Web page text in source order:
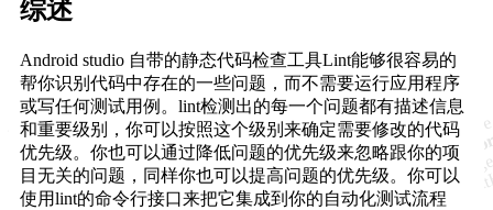
综述
Android studio 自带的静态代码检查工具Lint能够很容易的
帮你识别代码中存在的一些问题，而不需要运行应用程序
或写任何测试用例。lint检测出的每一个问题都有描述信息
和重要级别，你可以按照这个级别来确定需要修改的代码
优先级。你也可以通过降低问题的优先级来忽略跟你的项
目无关的问题，同样你也可以提高问题的优先级。你可以
使用lint的命令行接口来把它集成到你的自动化测试流程